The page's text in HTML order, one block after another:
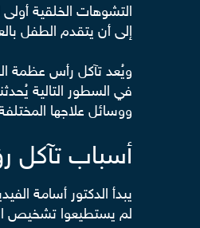
التشوهات الخلقية
إلى أن يتقدم الطفل
ويُعد تآكل رأس عظمة
في السطور التالية
ووسائل علاجها
أسباب تآكل
يبدأ الدكتور أسامة
لم يستطيعوا تشخيص